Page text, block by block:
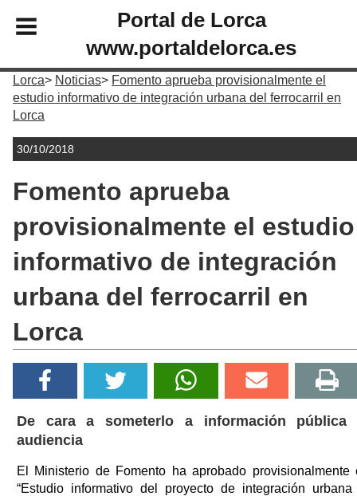
Portal de Lorca
www.portaldelorca.es
Lorca Noticias
Fomento aprueba provisionalmente el
estudio informativo de integración urbana del ferrocarril en
Lorca
30/10/2018
Fomento aprueba
provisionalmente el estudio
informativo de integración
urbana del ferrocarril en
Lorca
De cara a someterlo a información pública
audiencia
El Ministerio de Fomento ha aprobado provisionalmente
“Estudio informativo del proyecto de integración